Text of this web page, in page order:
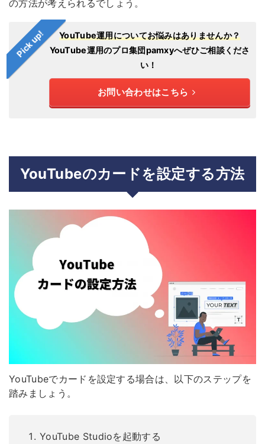
の方法が考えられるでしょう。
Pick up!
YouTube運用についてお悩みはありませんか？
YouTube運用のプロ集団pamxyへぜひご相談くださ
い！
お問い合わせはこちら
YouTubeのカードを設定する方法
YouTubeでカードを設定する場合は、以下のステップを
踏みましょう。
YouTube Studioを起動する